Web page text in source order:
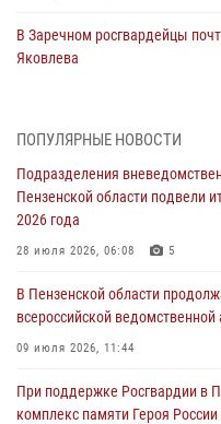
В Заречном росгвардейцы
Яковлева
Сотрудники пензенского ОМОН
05 августа 2026, 06:15
В Пензе сотрудники
дезориентированному
В Пензе при силовой
деятельность ОПГ,
04 августа 2026, 07:05 4
ПОПУЛЯРНЫЕ НОВОСТИ
Подразделения
Пензенской области подвели
2026 года
28 июля 2026, 06:08 5
В Пензенской области
всероссийской
09 июля 2026, 11:44
При поддержке Росгвардии в
комплекс памяти Героя